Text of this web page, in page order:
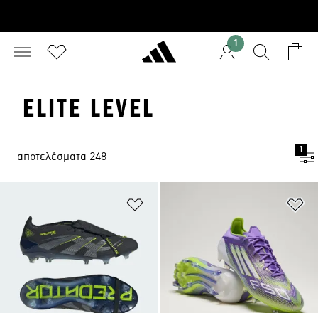
1
ELITE LEVEL
αποτελέσματα 248
1
Προσθήκη στη Λίστα Επιθυμιών